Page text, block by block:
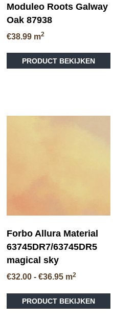
Moduleo Roots Galway
Oak 87938
€38.99 m2
PRODUCT BEKIJKEN
Forbo Allura Material
63745DR7/63745DR5
magical sky
€32.00 - €36.95Prijsklasse:
tot
€36.95
m2
PRODUCT BEKIJKEN